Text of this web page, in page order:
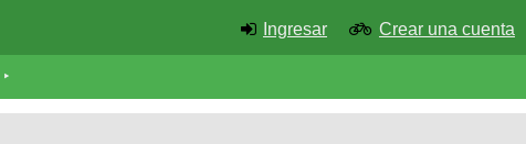
Ingresar Crear una cuenta